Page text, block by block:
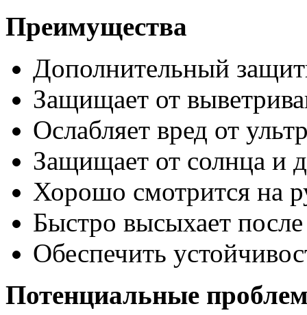
Преимущества
Дополнительный
Защищает от
Ослабляет вред от
Защищает от солнца и
Хорошо смотрится на
Быстро высыхает
Обеспечить
Потенциальные